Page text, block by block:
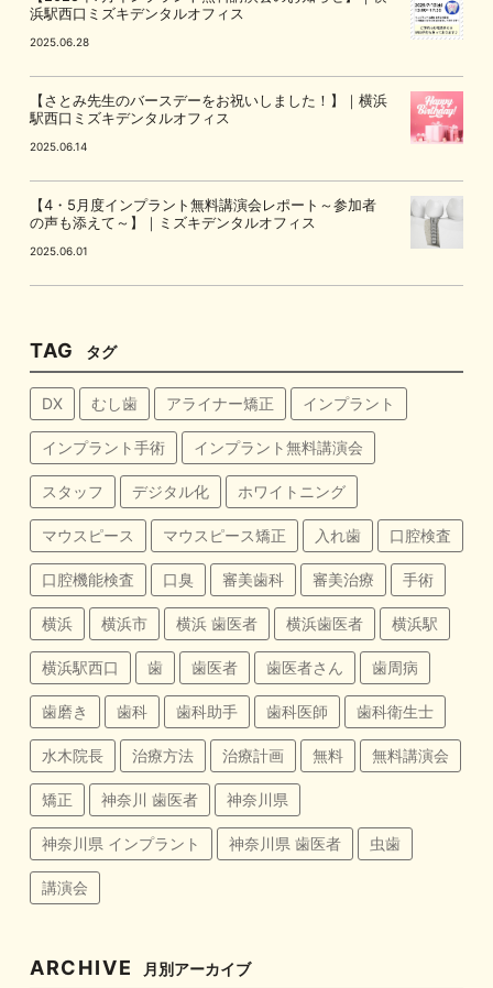
浜駅西口ミズキデンタルオフィス
2025.06.28
【さとみ先生のバースデーをお祝いしました！】｜横浜
駅西口ミズキデンタルオフィス
2025.06.14
【4・5月度インプラント無料講演会レポート～参加者
の声も添えて～】｜ミズキデンタルオフィス
2025.06.01
TAG タグ
DX むし歯 アライナー矯正 インプラント
インプラント手術 インプラント無料講演会
スタッフ デジタル化 ホワイトニング
マウスピース マウスピース矯正 入れ歯 口腔検査
口腔機能検査 口臭 審美歯科 審美治療 手術
横浜 横浜市 横浜 歯医者 横浜歯医者 横浜駅
横浜駅西口 歯 歯医者 歯医者さん 歯周病
歯磨き 歯科 歯科助手 歯科医師 歯科衛生士
水木院長 治療方法 治療計画 無料 無料講演会
矯正 神奈川 歯医者 神奈川県
神奈川県 インプラント 神奈川県 歯医者 虫歯
講演会
ARCHIVE 月別アーカイブ